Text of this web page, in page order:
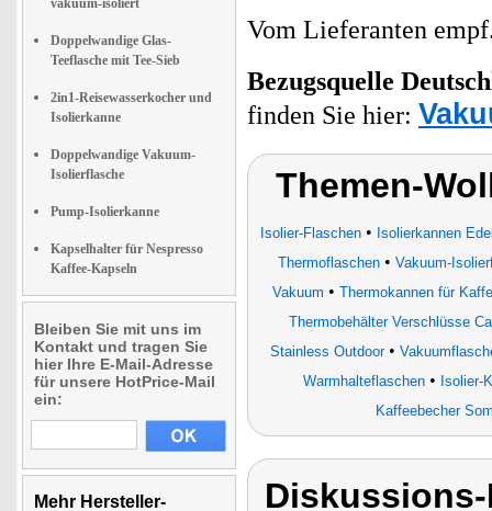
vakuum-isoliert
Doppelwandige Glas-
Teeflasche mit Tee-Sieb
2in1-Reisewasserkocher und
Isolierkanne
Doppelwandige Vakuum-
Isolierflasche
Pump-Isolierkanne
Kapselhalter für Nespresso
Kaffee-Kapseln
Bleiben Sie mit uns im
Kontakt und tragen Sie
hier Ihre E-Mail-Adresse
für unsere HotPrice-Mail
ein:
Mehr Hersteller-
Vom Lieferanten
Bezugsquelle
finden Sie hier:
Themen-
Isolier-Flaschen • Isolierkannen
Thermoflaschen • Vakuum-
Vakuum • Thermokannen für
Thermobehälter Verschlüsse
Stainless Outdoor•
Warmhalteflaschen • Isolier-
Kaffeebecher